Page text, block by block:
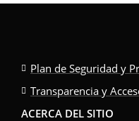
Plan de Seguridad y
Transparencia y
ACERCA DEL SITIO